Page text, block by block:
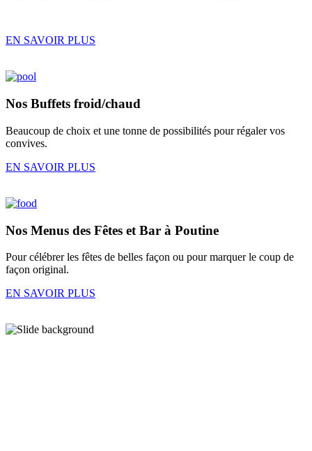
EN SAVOIR PLUS
Nos Buffets froid/chaud
Beaucoup de choix et une tonne de possibilités pour régaler vos
convives.
EN SAVOIR PLUS
Nos Menus des Fêtes et Bar à Poutine
Pour célébrer les fêtes de belles façon ou pour marquer le coup de
façon original.
EN SAVOIR PLUS